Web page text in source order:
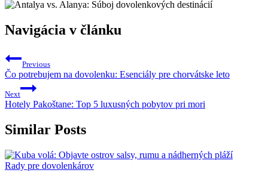
Navigácia v článku
Previous
Čo potrebujem na dovolenku: Esenciály pre chorvátske leto
Next
Hotely Pakoštane: Top 5 luxusných pobytov pri mori
Similar Posts
Rady pre dovolenkárov